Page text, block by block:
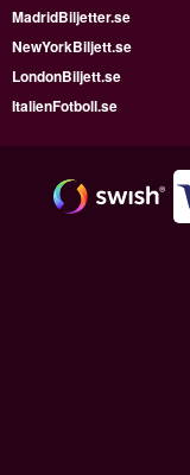
MadridBiljetter.se
NewYorkBiljett.se
LondonBiljett.se
ItalienFotboll.se